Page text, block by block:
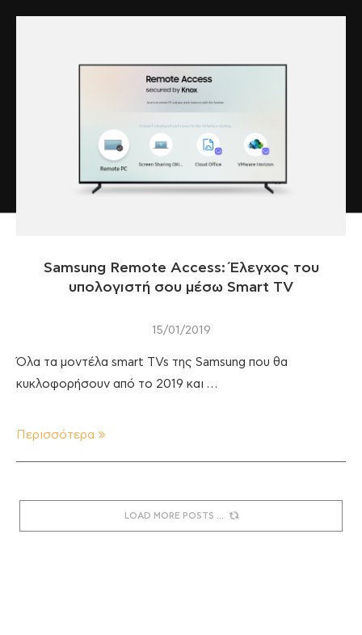
Samsung Remote Access: Έλεγχος του
υπολογιστή σου μέσω Smart TV
15/01/2019
Όλα τα μοντέλα smart TVs της Samsung που θα
κυκλοφορήσουν από το 2019 και …
Περισσότερα
LOAD MORE POSTS